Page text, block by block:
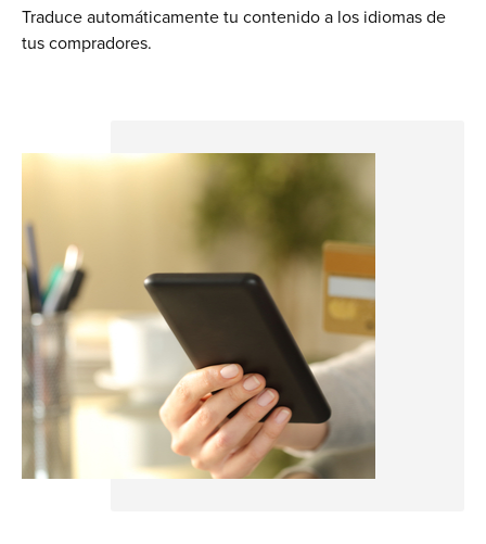
Traduce automáticamente tu contenido a los idiomas de
tus compradores.